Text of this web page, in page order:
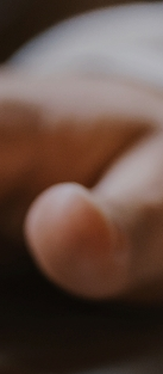
채용공고